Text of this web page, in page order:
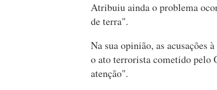
Atribuiu ainda o problema
de terra".
Na sua opinião, as acusações
o ato terrorista cometido pelo
atenção".